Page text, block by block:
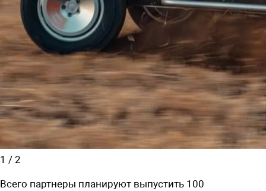
1 / 2
Всего партнеры планируют выпустить 100